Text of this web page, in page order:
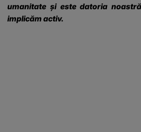
umanitate și este datoria
implicăm activ.